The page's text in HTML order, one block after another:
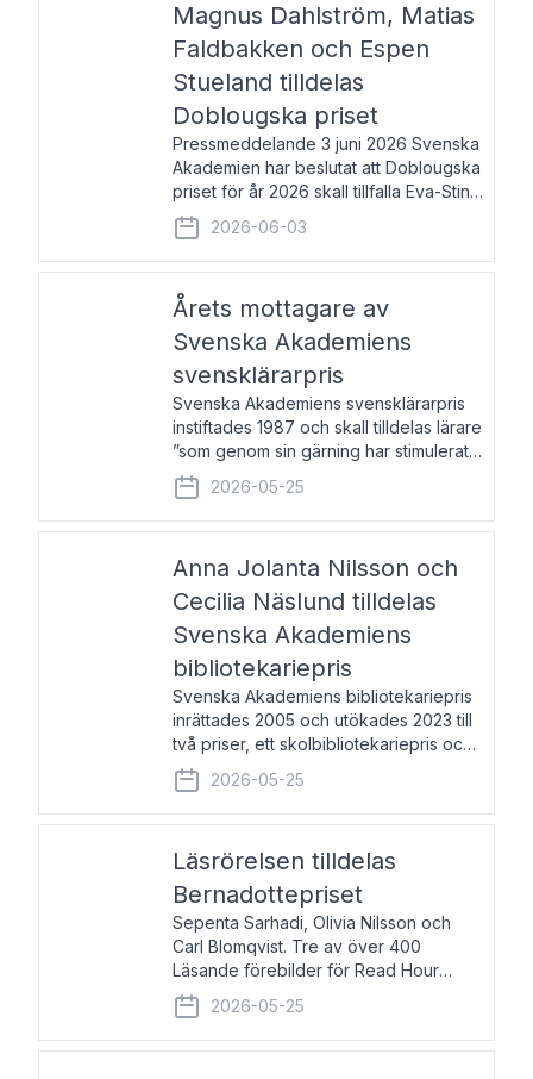
Magnus Dahlström, Matias
Faldbakken och Espen
Stueland tilldelas
Doblougska priset
Pressmeddelande 3 juni 2026 Svenska
Akademien har beslutat att Doblougska
priset för år 2026 skall tillfalla Eva-Stina
Byggmästar, Magnus Dahlström, Matias
Faldbakken samt Espen Stueland.
Prisbeloppet är 200 000 svenska
2026-06-03
Årets mottagare av
Svenska Akademiens
svensklärarpris
Svenska Akademiens svensklärarpris
instiftades 1987 och skall tilldelas lärare
”som genom sin gärning har stimulerat
intresset hos unga människor för
svenska språket och litteraturen”.
Prisutdelning och samtal med
2026-05-25
Anna Jolanta Nilsson och
Cecilia Näslund tilldelas
Svenska Akademiens
bibliotekariepris
Svenska Akademiens bibliotekariepris
inrättades 2005 och utökades 2023 till
två priser, ett skolbibliotekariepris och
ett folkbibliotekariepris. Priserna skall
tilldelas bibliotekarier vid svenska folk-
och skolbibliotek som gjort värdefull
2026-05-25
Läsrörelsen tilldelas
Bernadottepriset
Sepenta Sarhadi, Olivia Nilsson och
Carl Blomqvist. Tre av över 400
Läsande förebilder för Read Hour
Sverige. Foto: Michael Wall. Den ideella
föreningen Läsrörelsen tilldelas
Bernadottepriset 2026 för att den
2026-05-25